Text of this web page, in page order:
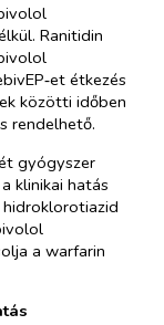
Ranitidin
étkezés
közötti időben
rendelhető.
gyógyszer
klinikai hatás
a warfarin